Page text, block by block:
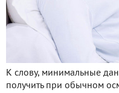
К слову, минимальные
получить при обычном